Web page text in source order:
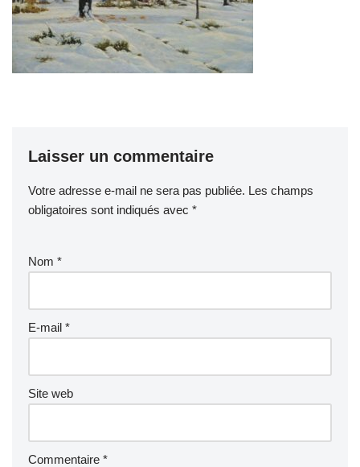
Laisser un commentaire
Votre adresse e-mail ne sera pas publiée. Les champs
obligatoires sont indiqués avec *
Nom *
E-mail *
Site web
Commentaire *